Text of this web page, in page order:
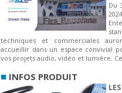
Du
techniques et commerciales
accueillir dans un espace convivial
vos projets audio, vidéo et lumière.
■ INFOS PRODUIT